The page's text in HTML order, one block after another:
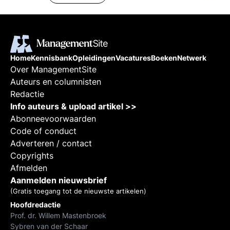
HomeKennisbankOpleidingenVacaturesBoekenNetwerk
Over ManagementSite
Auteurs en columnisten
Redactie
Info auteurs & upload artikel >>
Abonneevoorwaarden
Code of conduct
Adverteren / contact
Copyrights
Afmelden
Aanmelden nieuwsbrief
(Gratis toegang tot de nieuwste artikelen)
Hoofdredactie
Prof. dr. Willem Mastenbroek
Sybren van der Schaar